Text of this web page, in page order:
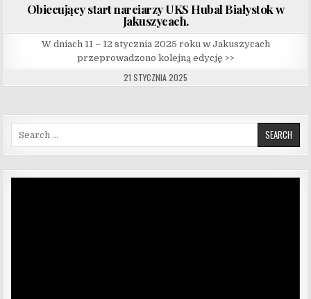
Obiecujący start narciarzy UKS Hubal Białystok w
Jakuszycach.
W dniach 11 – 12 stycznia 2025 roku w Jakuszycach
przeprowadzono kolejną edycję >>
21 STYCZNIA 2025